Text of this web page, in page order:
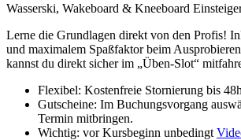
Wasserski, Wakeboard & Kneeboard
Lerne die Grundlagen direkt von den Profis!
und maximalem Spaßfaktor beim
kannst du direkt sicher im „Üben-Slot“
Flexibel: Kostenfreie Stornierung bis
Gutscheine: Im Buchungsvorgang
Termin mitbringen.
Wichtig: vor Kursbeginn unbedingt